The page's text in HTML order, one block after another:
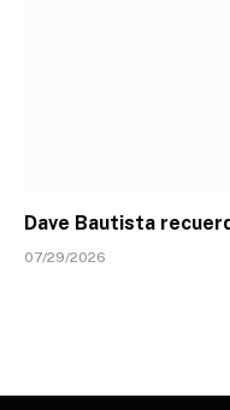
Dave Bautista
07/29/2026